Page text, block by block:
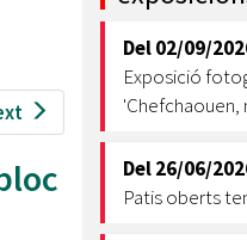
Ètica i Integritat
Retiment de
Accés a
Dades Obertes
Equipaments
Mercats Municipals
Del02/09/
Exposició
'Chefchaouen,
Del26/06/
Patis oberts